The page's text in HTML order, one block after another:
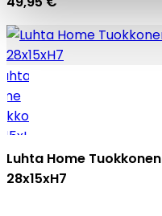
Luhta Home Tuokkonen
28x15xH7